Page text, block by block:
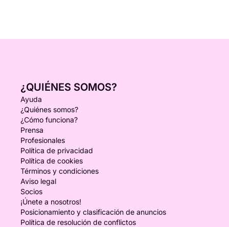
¿QUIÉNES SOMOS?
Ayuda
¿Quiénes somos?
¿Cómo funciona?
Prensa
Profesionales
Política de privacidad
Política de cookies
Términos y condiciones
Aviso legal
Socios
¡Únete a nosotros!
Posicionamiento y clasificación de anuncios
Política de resolución de conflictos